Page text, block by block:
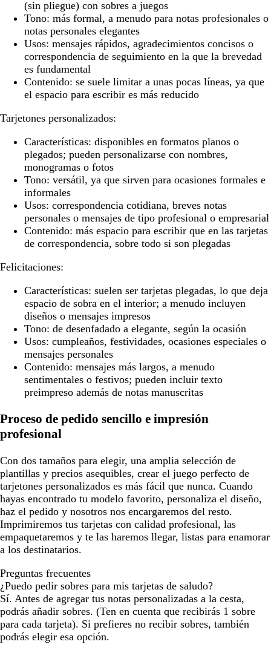
(sin pliegue) con sobres a juegos
Tono: más formal, a menudo para notas profesionales o
notas personales elegantes
Usos: mensajes rápidos, agradecimientos concisos o
correspondencia de seguimiento en la que la brevedad
es fundamental
Contenido: se suele limitar a unas pocas líneas, ya que
el espacio para escribir es más reducido
Tarjetones personalizados:
Características: disponibles en formatos planos o
plegados; pueden personalizarse con nombres,
monogramas o fotos
Tono: versátil, ya que sirven para ocasiones formales e
informales
Usos: correspondencia cotidiana, breves notas
personales o mensajes de tipo profesional o empresarial
Contenido: más espacio para escribir que en las tarjetas
de correspondencia, sobre todo si son plegadas
Felicitaciones:
Características: suelen ser tarjetas plegadas, lo que deja
espacio de sobra en el interior; a menudo incluyen
diseños o mensajes impresos
Tono: de desenfadado a elegante, según la ocasión
Usos: cumpleaños, festividades, ocasiones especiales o
mensajes personales
Contenido: mensajes más largos, a menudo
sentimentales o festivos; pueden incluir texto
preimpreso además de notas manuscritas
Proceso de pedido sencillo e impresión
profesional
Con dos tamaños para elegir, una amplia selección de
plantillas y precios asequibles, crear el juego perfecto de
tarjetones personalizados es más fácil que nunca. Cuando
hayas encontrado tu modelo favorito, personaliza el diseño,
haz el pedido y nosotros nos encargaremos del resto.
Imprimiremos tus tarjetas con calidad profesional, las
empaquetaremos y te las haremos llegar, listas para enamorar
a los destinatarios.
Preguntas frecuentes
¿Puedo pedir sobres para mis tarjetas de saludo?
Sí. Antes de agregar tus notas personalizadas a la cesta,
podrás añadir sobres. (Ten en cuenta que recibirás 1 sobre
para cada tarjeta). Si prefieres no recibir sobres, también
podrás elegir esa opción.